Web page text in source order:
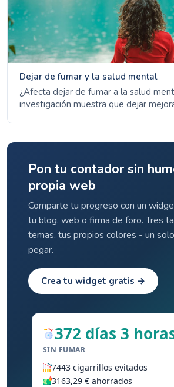
Dejar de fumar y la salud mental
¿Afecta dejar de fumar a la salud
investigación muestra que dejar
Pon tu contador sin
propia web
Comparte tu progreso con un
tu blog, web o firma de foro. Tres
temas, tus propios colores - un
pegar.
Crea tu widget gratis →
372 días 3
SIN FUMAR
7443 cigarrillos evitados
3163,29 € ahorrados